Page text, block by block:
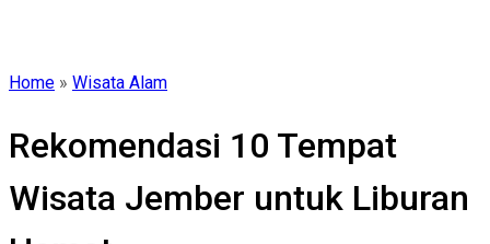
Home » Wisata Alam
Rekomendasi 10 Tempat
Wisata Jember untuk Liburan